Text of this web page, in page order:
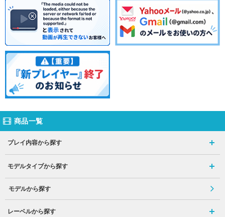
商品一覧
プレイ内容から探す
モデルタイプから探す
モデルから探す
レーベルから探す